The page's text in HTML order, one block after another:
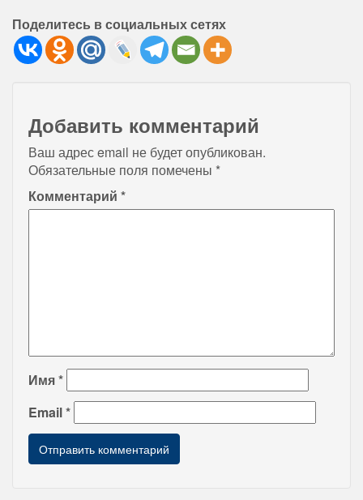
Поделитесь в социальных сетях
Добавить комментарий
Ваш адрес email не будет опубликован.
Обязательные поля помечены *
Комментарий *
Имя*
Email*